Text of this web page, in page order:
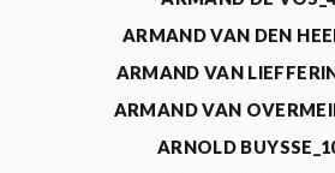
ARMAND VAN DEN
ARMAND VAN
ARMAND VAN
ARNOLD